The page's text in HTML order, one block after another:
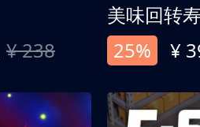
¥ 238
美味回转
25%
¥